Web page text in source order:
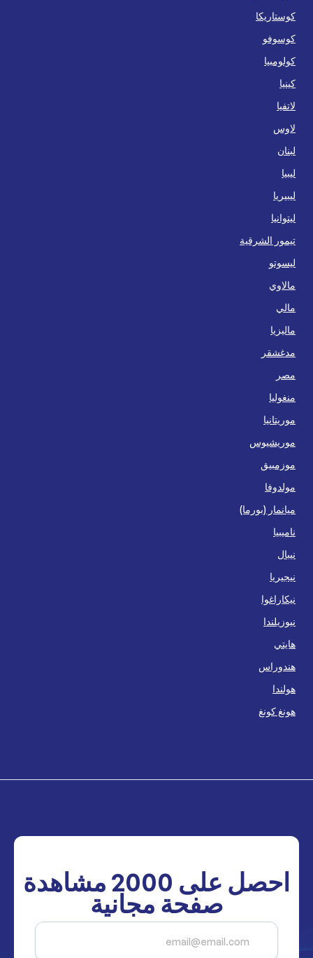
كوستاريكا
كوسوفو
كولومبيا
كينيا
لاتفيا
لاوس
لبنان
ليبيا
ليبيريا
ليتوانيا
تيمور الشرقية
ليسوتو
مالاوي
مالي
ماليزيا
مدغشقر
مصر
منغوليا
موريتانيا
موريشيوس
موزمبيق
مولدوفا
ميانمار (بورما)
ناميبيا
نيبال
نيجيريا
نيكاراغوا
نيوزيلندا
هايتي
هندوراس
هولندا
هونغ كونغ
احصل على 2000 مشاهدة
صفحة مجانية